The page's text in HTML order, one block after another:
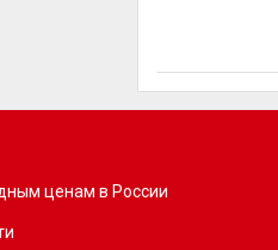
ценам в России